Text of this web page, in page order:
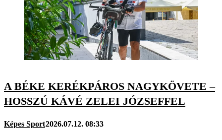
A BÉKE KERÉKPÁROS NAGYKÖVETE –
HOSSZÚ KÁVÉ ZELEI JÓZSEFFEL
Képes Sport2026.07.12. 08:33